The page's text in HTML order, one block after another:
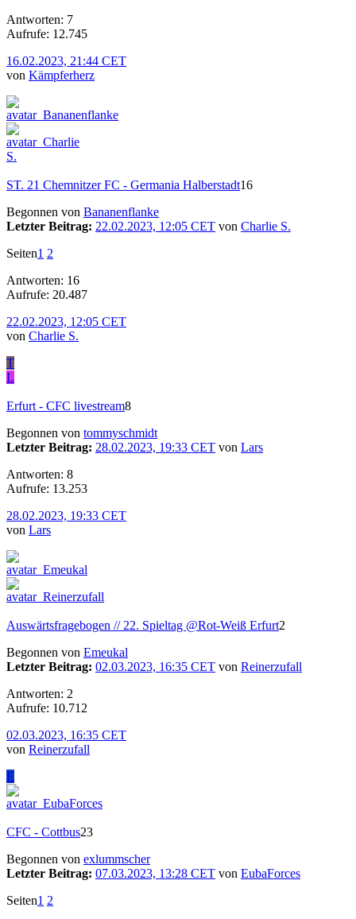
Antworten: 7
Aufrufe: 12.745
16.02.2023, 21:44 CET
von Kämpferherz
ST. 21 Chemnitzer FC - Germania Halberstadt16
Begonnen von Bananenflanke
Letzter Beitrag: 22.02.2023, 12:05 CET von Charlie S.
Seiten1 2
Antworten: 16
Aufrufe: 20.487
22.02.2023, 12:05 CET
von Charlie S.
T
L
Erfurt - CFC livestream8
Begonnen von tommyschmidt
Letzter Beitrag: 28.02.2023, 19:33 CET von Lars
Antworten: 8
Aufrufe: 13.253
28.02.2023, 19:33 CET
von Lars
Auswärtsfragebogen // 22. Spieltag @Rot-Weiß Erfurt2
Begonnen von Emeukal
Letzter Beitrag: 02.03.2023, 16:35 CET von Reinerzufall
Antworten: 2
Aufrufe: 10.712
02.03.2023, 16:35 CET
von Reinerzufall
E
CFC - Cottbus23
Begonnen von exlummscher
Letzter Beitrag: 07.03.2023, 13:28 CET von EubaForces
Seiten1 2